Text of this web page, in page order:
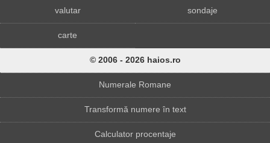
valutar sondaje
carte
© 2006 - 2026 haios.ro
Numerale Romane
Transformă numere în text
Calculator procentaje